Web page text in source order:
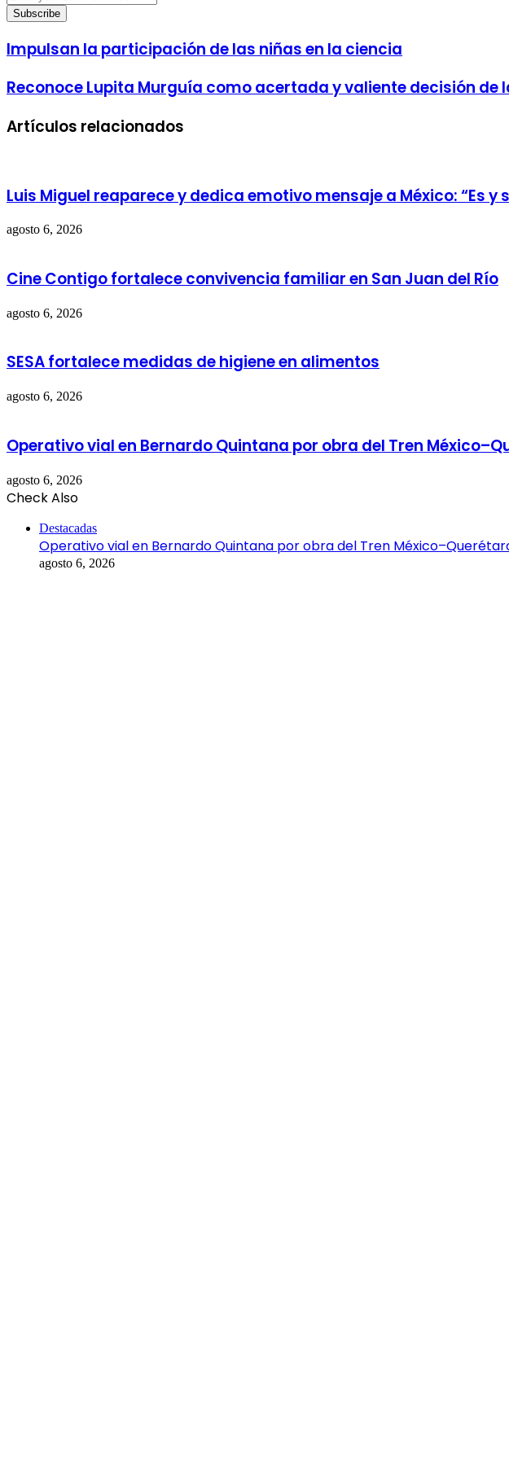
your
Email
Impulsan la participación de las niñas en la ciencia
Reconoce Lupita Murguía como acertada y valiente decisión de
Artículos relacionados
Luis Miguel reaparece y dedica emotivo mensaje a México: “Es
agosto 6, 2026
Cine Contigo fortalece convivencia familiar en San Juan del Río
agosto 6, 2026
SESA fortalece medidas de higiene en alimentos
agosto 6, 2026
Operativo vial en Bernardo Quintana por obra del Tren
agosto 6, 2026
Check Also
Destacadas
Operativo vial en Bernardo Quintana por obra del Tren
agosto 6, 2026